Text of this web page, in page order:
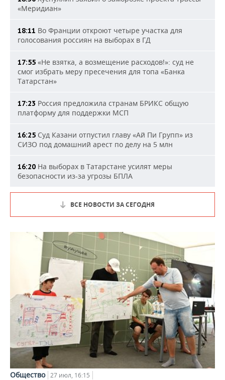
«Меридиан»
18:11 Во Франции откроют четыре участка для
голосования россиян на выборах в ГД
17:55 «Не взятка, а возмещение расходов!»: суд не
смог избрать меру пресечения для топа «Банка
Татарстан»
17:23 Россия предложила странам БРИКС общую
платформу для поддержки МСП
16:25 Суд Казани отпустил главу «Ай Пи Групп» из
СИЗО под домашний арест по делу на 5 млн
16:20 На выборах в Татарстане усилят меры
безопасности из-за угрозы БПЛА
ВСЕ НОВОСТИ ЗА СЕГОДНЯ
Общество 27 июл, 16:15